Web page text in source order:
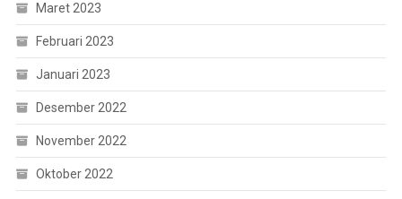
Maret 2023
Februari 2023
Januari 2023
Desember 2022
November 2022
Oktober 2022